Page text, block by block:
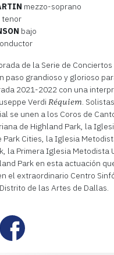
mezzo-soprano
tenor
bajo
de la Serie de Conciertos
paso grandioso y glorioso
2021-2022 con una
Verdi Réquiem.
se unen a los Coros de
de Highland Park, la
Park Cities, la Iglesia
la Primera Iglesia Metodista
Park en esta actuación
el extraordinario Centro
de las Artes de Dallas.
Facebook